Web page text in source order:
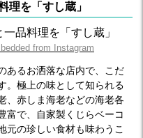
理を「すし蔵」
from Instagram
あるお洒落な店内で、こだ
。極上の味として知られる
、赤しま海老などの海老各
富で、自家製くじらベーコ
元の珍しい食材も味わうこ